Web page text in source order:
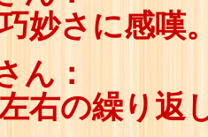
妙さに感嘆
ん：
右の繰り返